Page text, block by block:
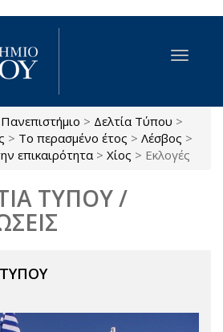
περιεχόμενο
Toggle
> Δελτία Τύπου >
> Το περασμένο έτος > Λέσβος >
επικαιρότητα > Χίος > Εκλογές
ΤΥΠΟΥ /